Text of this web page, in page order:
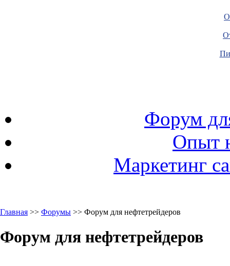
Форум
Опыт
Маркетинг
Главная >> Форумы >> Форум для нефтетрейдеров
Форум для нефтетрейдеров